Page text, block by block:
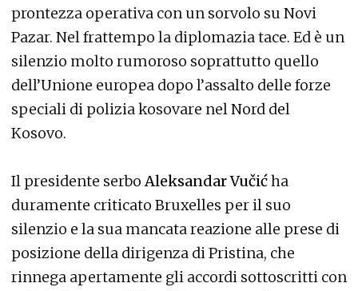
prontezza operativa con un sorvolo su Novi
Pazar. Nel frattempo la diplomazia tace. Ed è un
silenzio molto rumoroso soprattutto quello
dell’Unione europea dopo l’assalto delle forze
speciali di polizia kosovare nel Nord del
Kosovo.
Il presidente serboAleksandar Vučićha
duramente criticato Bruxelles per il suo
silenzio e la sua mancata reazione alle prese di
posizione della dirigenza di Pristina, che
rinnega apertamente gli accordi sottoscritti con